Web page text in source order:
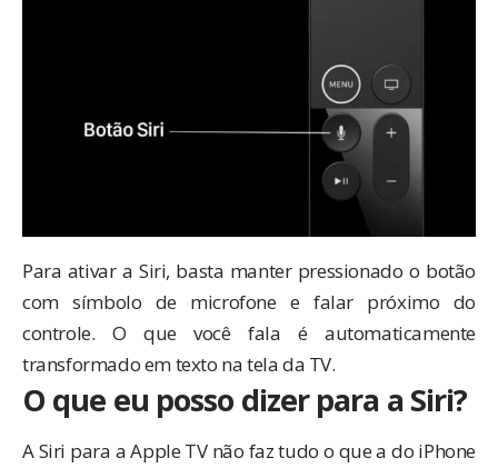
Para ativar a Siri, basta manter pressionado o botão
com símbolo de microfone e falar próximo do
controle. O que você fala é automaticamente
transformado em texto na tela da TV.
O que eu posso dizer para a Siri?
A Siri para a Apple TV não faz tudo o que a do iPhone